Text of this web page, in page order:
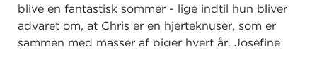
blive en fantastisk sommer - lige indtil hun bliver
advaret om, at Chris er en hjerteknuser, som er
sammen med masser af piger hvert år. Josefine